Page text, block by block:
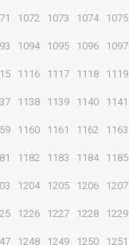
1072 1073 1074 1075
1094 1095 1096 1097
1116 1117 1118 1119
1138 1139 1140 1141
1160 1161 1162 1163
1182 1183 1184 1185
1204 1205 1206 1207
1226 1227 1228 1229
1248 1249 1250 1251